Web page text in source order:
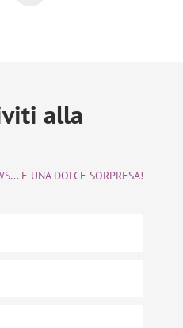
alla
E UNA DOLCE SORPRESA!